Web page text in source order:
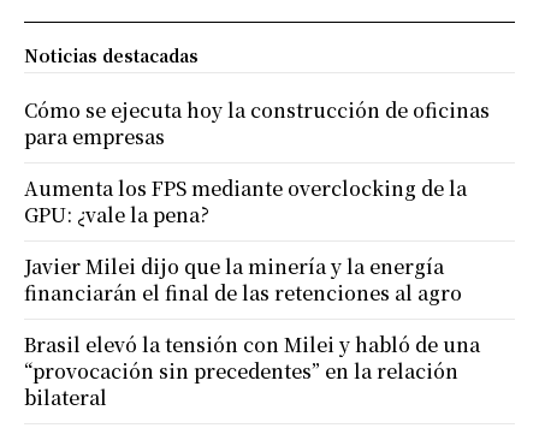
Noticias destacadas
Cómo se ejecuta hoy la construcción de oficinas
para empresas
Aumenta los FPS mediante overclocking de la
GPU: ¿vale la pena?
Javier Milei dijo que la minería y la energía
financiarán el final de las retenciones al agro
Brasil elevó la tensión con Milei y habló de una
“provocación sin precedentes” en la relación
bilateral